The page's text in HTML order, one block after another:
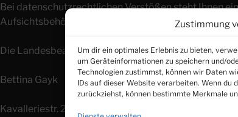
Zustimmung
Um dir ein optimales Erlebnis zu bieten,
um Geräteinformationen zu speichern und/
Technologien zustimmst, können wir Daten
IDs auf dieser Website verarbeiten. Wenn
zurückziehst, können bestimmte Merkmale
Bei datenschutzrechtlichen Verstößen steht Ihnen
Aufsichtsbehörde zu. Die zuständige
Die Landesbeauftragte für Datenschutz und
Bettina Gayk
Kavalleriestr. 2-4